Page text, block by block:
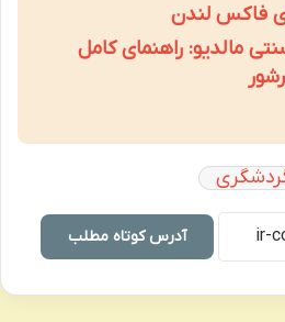
فاکس لندن
مالدیو: راهنمای کامل
آدرس کوتاه مطلب